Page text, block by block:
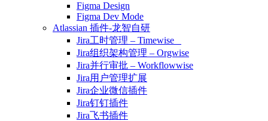
Figma Design
Figma Dev Mode
Atlassian 插件-龙智自研
Jira工时管理 – Timewise
Jira组织架构管理 – Orgwise
Jira并行审批 – Workflowwise
Jira用户管理扩展
Jira企业微信插件
Jira钉钉插件
Jira飞书插件